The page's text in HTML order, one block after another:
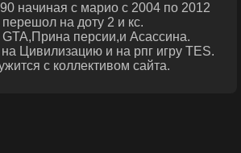
начиная с марио с 2004 по 2012
на доту 2 и кс.
персии,и Асассина.
Цивилизацию и на рпг игру TES.
с коллективом сайта.